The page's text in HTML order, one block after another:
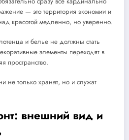
— это территория экономии и
красотой медленно, но уверенно.
и белье не должны стать
элементы переходят в
пространство.
не только хранят, но и служат
внешний вид и